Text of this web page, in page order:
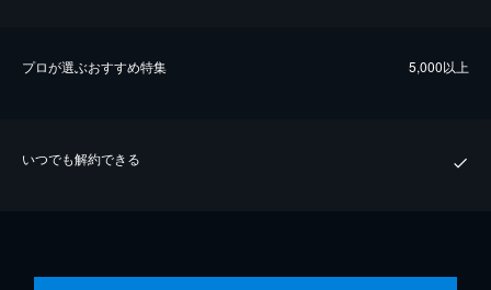
プロが選ぶおすすめ特集 5,000以上
いつでも解約できる